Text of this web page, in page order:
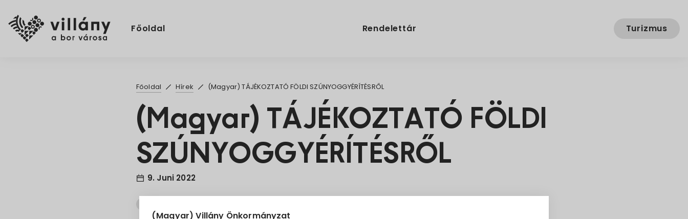
(Magyar) Villány Önkormányzat
Főoldal Rendelettár Turizmus
Főoldal Hírek (Magyar) TÁJÉKOZTATÓ FÖLDI SZÚNYOGGYÉRÍTÉSRŐL
(Magyar) TÁJÉKOZTATÓ FÖLDI
SZÚNYOGGYÉRÍTÉSRŐL
9. Juni 2022